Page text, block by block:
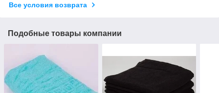
Все условия возврата
Подобные товары компании